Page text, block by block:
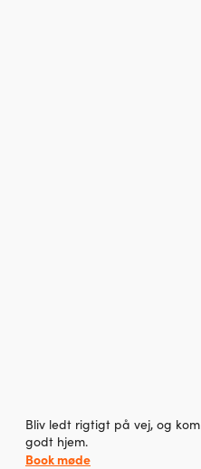
Bliv ledt rigtigt på vej, og kom
godt hjem.
Book møde